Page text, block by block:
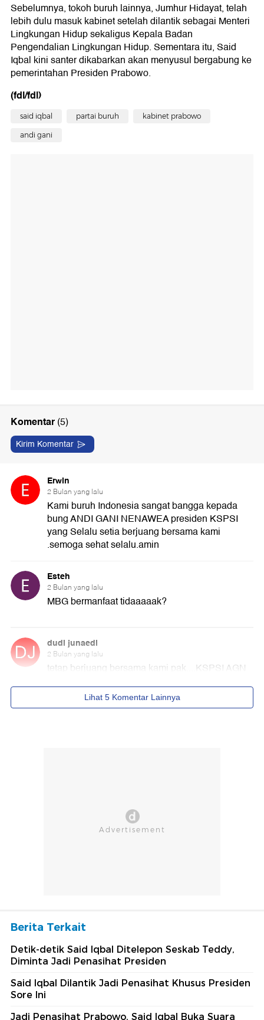
Sebelumnya, tokoh buruh lainnya, Jumhur Hidayat, telah
lebih dulu masuk kabinet setelah dilantik sebagai Menteri
Lingkungan Hidup sekaligus Kepala Badan
Pengendalian Lingkungan Hidup. Sementara itu, Said
Iqbal kini santer dikabarkan akan menyusul bergabung ke
pemerintahan Presiden Prabowo.
(fdl/fdl)
said iqbal partai buruh kabinet prabowo
andi gani
Berita Terkait
Detik-detik Said Iqbal Ditelepon Seskab Teddy,
Diminta Jadi Penasihat Presiden
Said Iqbal Dilantik Jadi Penasihat Khusus Presiden
Sore Ini
Jadi Penasihat Prabowo, Said Iqbal Buka Suara